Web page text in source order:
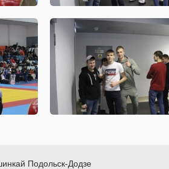
Подольск-Додзе